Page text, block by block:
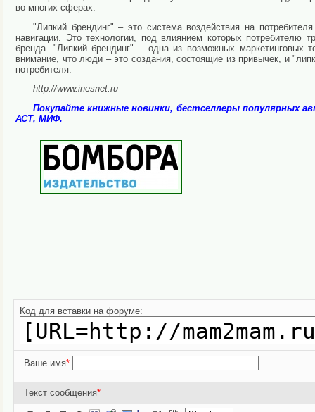
во многих сферах.
"Липкий брендинг" – это система воздействия на
навигации. Это технологии, под влиянием которых потребителю
бренда. "Липкий брендинг" – одна из возможных маркетинговых
внимание, что люди – это создания, состоящие из привычек, и
потребителя.
http://www.inesnet.ru
Покупайте книжные новинки, бестселлеры популярных
АСТ, МИФ.
Код для вставки на форуме:
Ваше имя*
Текст сообщения*